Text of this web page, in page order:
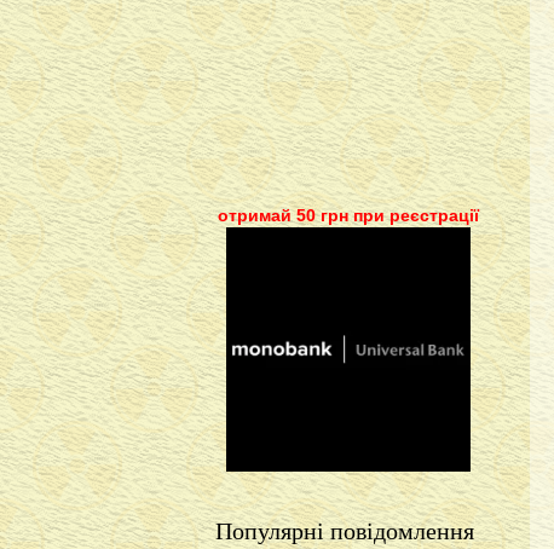
отримай 50 грн при реєстрації
Популярні повідомлення